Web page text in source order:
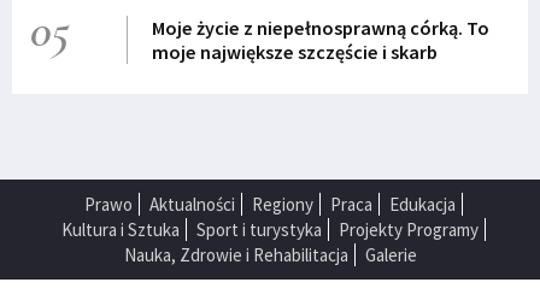
05
Moje życie z niepełnosprawną córką. To
moje największe szczęście i skarb
Prawo Aktualności Regiony Praca
Edukacja
Kultura i Sztuka
Sport i turystyka
Projekty Programy
Nauka, Zdrowie i Rehabilitacja
Galerie